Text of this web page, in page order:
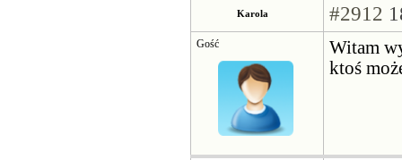
Karola #2912
Gość
Witam
ktoś